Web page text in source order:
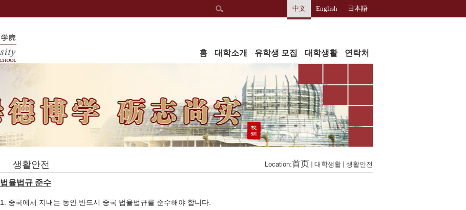
中文 English 日本語
홈 대학소개 유학생 모집 대학생활 연락처
생활안전 Location:首页 대학생활 생활안전
법율법규 준수
1. 중국에서 지내는 동안 반드시 중국 법율법규를 준수해야 합니다.